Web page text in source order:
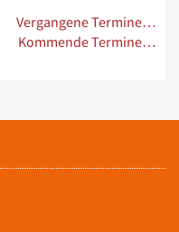
Vergangene Termine…
Kommende Termine…